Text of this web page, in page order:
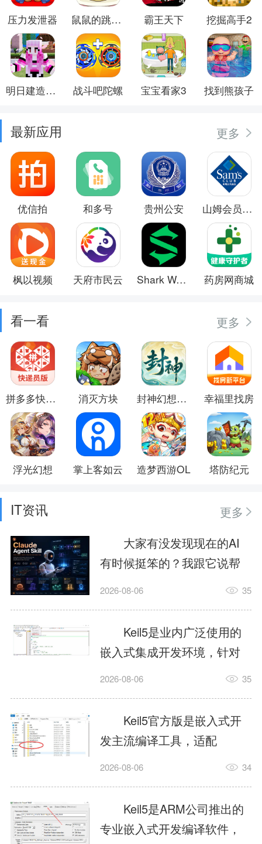
压力发泄器 鼠鼠的跳跃冒险 霸王天下 挖掘高手2
明日建造大师 战斗吧陀螺 宝宝看家3 找到熊孩子
最新应用 更多
优信拍 和多号 贵州公安 山姆会员商店
枫以视频 天府市民云 Shark Wear 药房网商城
看一看 更多
拼多多快递员版 消灭方块 封神幻想世界 幸福里找房
浮光幻想 掌上客如云 造梦西游OL 塔防纪元
IT资讯
更多
大家有没发现现在的AI
有时候挺笨的？我跟它说帮
我订个明天早上的闹钟，它
这样？因为AI，就是个只会
耍嘴皮子的书呆子。它脑子
里有海量知识，但没有真正
激发出来实力。而
AgentSkill，就是给AI大脑装
上的一双机械手，它真的能
解决很多问题。1什么是
AgentSkillSkill指...
2026-08-06 35
Keil5是业内广泛使用的
嵌入式集成开发环境，针对
ARM、51内核单片机提供编
力，代码编译稳定，调试工
具成熟，大量开源项目基于
该平台开发。新项目需要单
独下载对应芯片支持包，新
手配置难度较高，正版商业
授权费用不菲，未授权版本
存在程序容量限制，适合硬
2026-08-06 35
Keil5官方版是嵌入式开
发主流编译工具，适配
STM32、51单片机等多款芯
在线调试、代码仿真，兼容
众多厂商芯片安装包。软件
需要手动添加器件库，初次
2026-08-06 34
Keil5是ARM公司推出的
专业嵌入式开发编译软件，